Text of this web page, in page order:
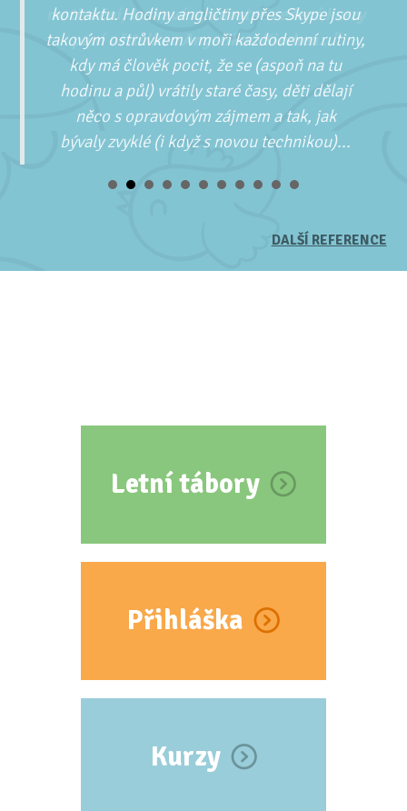
kontaktu. Hodiny angličtiny přes Skype jsou
takovým ostrůvkem v moři každodenní rutiny,
kdy má člověk pocit, že se (aspoň na tu
hodinu a půl) vrátily staré časy, děti dělají
něco s opravdovým zájmem a tak, jak
bývaly zvyklé (i když s novou technikou)...
DALŠÍ REFERENCE
Letní tábory
Přihláška
Kurzy